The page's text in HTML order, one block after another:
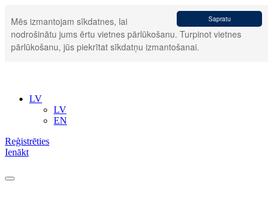
Sapratu
Mēs izmantojam sīkdatnes, lai
nodrošinātu jums ērtu vietnes pārlūkošanu. Turpinot vietnes
pārlūkošanu, jūs piekrītat sīkdatņu izmantošanai.
LV
LV
EN
Reģistrēties
Ienākt